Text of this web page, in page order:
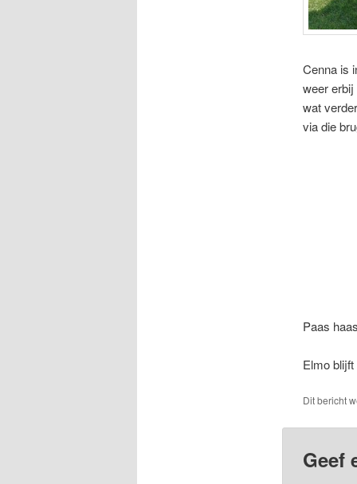
Cenna is
weer erbij
wat
via die
Paas
Elmo
Dit bericht
Geef